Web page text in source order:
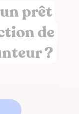
prêt
de
?